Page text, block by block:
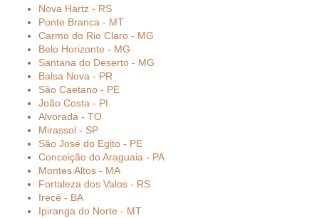
Nova Hartz - RS
Ponte Branca - MT
Carmo do Rio Claro - MG
Belo Horizonte - MG
Santana do Deserto - MG
Balsa Nova - PR
São Caetano - PE
João Costa - PI
Alvorada - TO
Mirassol - SP
São José do Egito - PE
Conceição do Araguaia - PA
Montes Altos - MA
Fortaleza dos Valos - RS
Irecê - BA
Ipiranga do Norte - MT